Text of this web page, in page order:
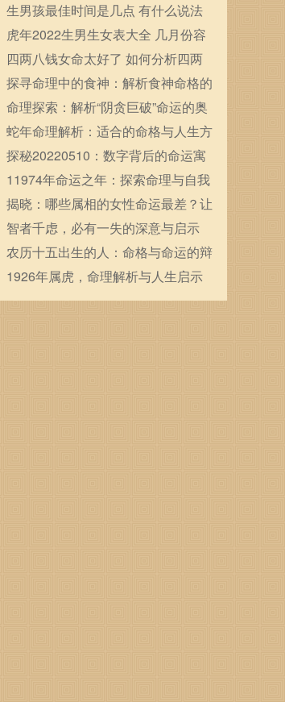
么
生男孩最佳时间是几点 有什么说法
虎年2022生男生女表大全 几月份容
易生男宝宝
四两八钱女命太好了 如何分析四两
八钱女命
探寻命理中的食神：解析食神命格的
魅力与秘密
命理探索：解析“阴贪巨破”命运的奥
秘与启示
蛇年命理解析：适合的命格与人生方
向探讨
探秘20220510：数字背后的命运寓
意与人生启示
11974年命运之年：探索命理与自我
发展的奥秘
揭晓：哪些属相的女性命运最差？让
我们一探究竟！
智者千虑，必有一失的深意与启示
农历十五出生的人：命格与命运的辩
证关系
1926年属虎，命理解析与人生启示